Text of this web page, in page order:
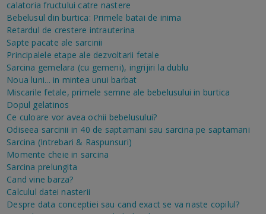
calatoria fructului catre nastere
Bebelusul din burtica: Primele batai de inima
Retardul de crestere intrauterina
Sapte pacate ale sarcinii
Principalele etape ale dezvoltarii fetale
Sarcina gemelara (cu gemeni), ingrijiri la dublu
Noua luni... in mintea unui barbat
Miscarile fetale, primele semne ale bebelusului in burtica
Dopul gelatinos
Ce culoare vor avea ochii bebelusului?
Odiseea sarcinii in 40 de saptamani sau sarcina pe saptamani
Sarcina (Intrebari & Raspunsuri)
Momente cheie in sarcina
Sarcina prelungita
Cand vine barza?
Calculul datei nasterii
Despre data conceptiei sau cand exact se va naste copilul?